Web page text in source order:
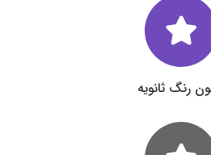
رنگ ثانویه